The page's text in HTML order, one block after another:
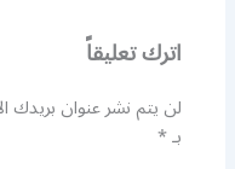
اترك تعليقاً
لن يتم نشر عنوان بريدك
بـ*